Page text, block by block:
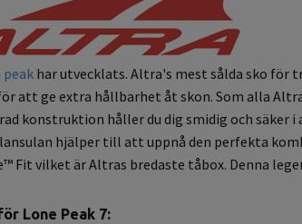
har utvecklats. Altra's mest sålda sko för
att ge extra hållbarhet åt skon. Som alla
konstruktion håller du dig smidig och säker
hjälper till att uppnå den perfekta
Fit vilket är Altras bredaste tåbox. Denna
Lone Peak 7: